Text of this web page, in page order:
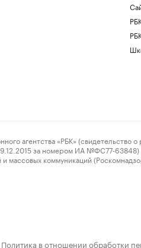
«РБК» (свидетельство о
за номером ИА №ФС77-63848)
массовых коммуникаций
Политика в отношении обработки